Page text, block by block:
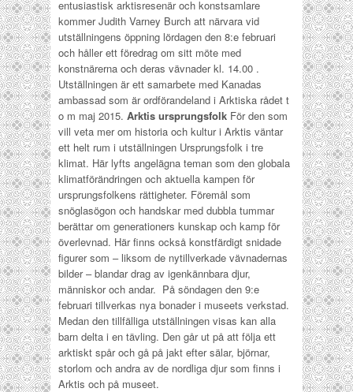
entusiastisk arktisresenär och konstsamlare
kommer Judith Varney Burch att närvara vid
utställningens öppning lördagen den 8:e februari
och håller ett föredrag om sitt möte med
konstnärerna och deras vävnader kl. 14.00 .
Utställningen är ett samarbete med Kanadas
ambassad som är ordförandeland i Arktiska rådet t
o m maj 2015. Arktis ursprungsfolk För den som
vill veta mer om historia och kultur i Arktis väntar
ett helt rum i utställningen Ursprungsfolk i tre
klimat. Här lyfts angelägna teman som den globala
klimatförändringen och aktuella kampen för
ursprungsfolkens rättigheter. Föremål som
snöglasögon och handskar med dubbla tummar
berättar om generationers kunskap och kamp för
överlevnad. Här finns också konstfärdigt snidade
figurer som – liksom de nytillverkade vävnadernas
bilder – blandar drag av igenkännbara djur,
människor och andar. På söndagen den 9:e
februari tillverkas nya bonader i museets verkstad.
Medan den tillfälliga utställningen visas kan alla
barn delta i en tävling. Den går ut på att följa ett
arktiskt spår och gå på jakt efter sälar, björnar,
storlom och andra av de nordliga djur som finns i
Arktis och på museet.